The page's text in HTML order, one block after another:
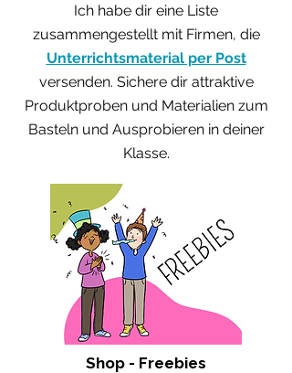
Ich habe dir eine Liste
zusammengestellt mit Firmen, die
Unterrichtsmaterial per Post
versenden. Sichere dir attraktive
Produktproben und Materialien zum
Basteln und Ausprobieren in deiner
Klasse.
Shop - Freebies